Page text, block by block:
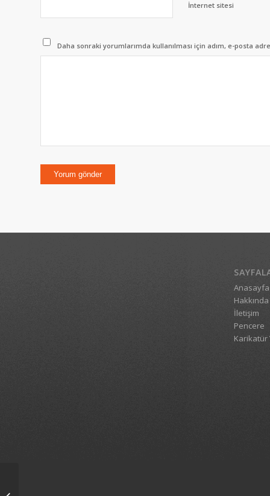
İnternet sitesi
Daha sonraki yorumlarımda kullanılması için adım, e-posta
Anasayfa
Hakkında
İletişim
Pencere
Karikatür